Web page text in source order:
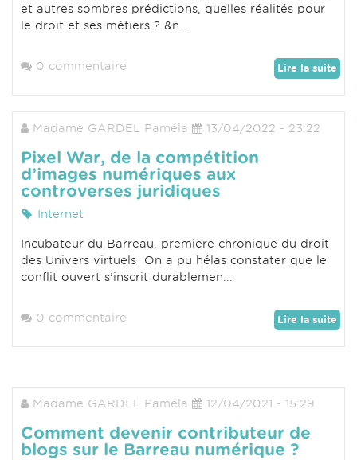
et autres sombres prédictions, quelles réalités pour
le droit et ses métiers ? &n...
0 commentaire Lire la suite
Madame GARDEL Paméla 13/04/2022 - 23:22
Pixel War, de la compétition
d’images numériques aux
controverses juridiques
Internet
Incubateur du Barreau, première chronique du droit
des Univers virtuels On a pu hélas constater que le
conflit ouvert s’inscrit durablemen...
0 commentaire Lire la suite
Madame GARDEL Paméla 12/04/2021 - 15:29
Comment devenir contributeur de
blogs sur le Barreau numérique ?